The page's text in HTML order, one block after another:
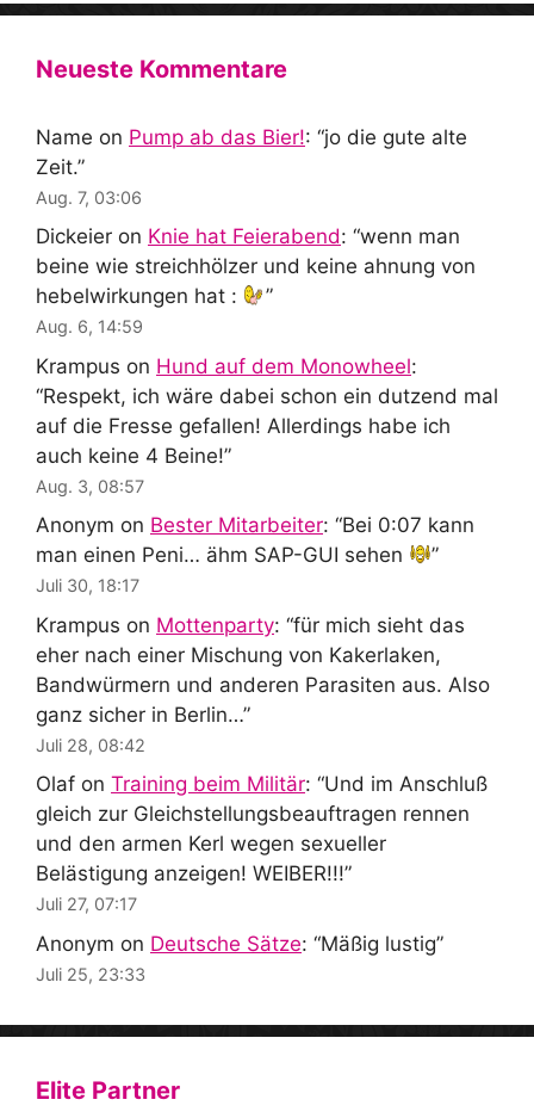
Neueste Kommentare
Name on Pump ab das Bier!: “jo die gute alte
Zeit.”
Aug. 7, 03:06
Dickeier on Knie hat Feierabend: “wenn man
beine wie streichhölzer und keine ahnung von
hebelwirkungen hat :
”
Aug. 6, 14:59
Krampus on Hund auf dem Monowheel:
“Respekt, ich wäre dabei schon ein dutzend mal
auf die Fresse gefallen! Allerdings habe ich
auch keine 4 Beine!”
Aug. 3, 08:57
Anonym on Bester Mitarbeiter: “Bei 0:07 kann
man einen Peni… ähm SAP-GUI sehen
”
Juli 30, 18:17
Krampus on Mottenparty: “für mich sieht das
eher nach einer Mischung von Kakerlaken,
Bandwürmern und anderen Parasiten aus. Also
ganz sicher in Berlin…”
Juli 28, 08:42
Olaf on Training beim Militär: “Und im Anschluß
gleich zur Gleichstellungsbeauftragen rennen
und den armen Kerl wegen sexueller
Belästigung anzeigen! WEIBER!!!”
Juli 27, 07:17
Anonym on Deutsche Sätze: “Mäßig lustig”
Juli 25, 23:33
Elite Partner